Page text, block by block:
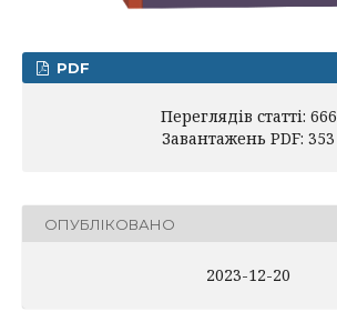
PDF
Переглядів статті: 666
Завантажень PDF: 353
ОПУБЛІКОВАНО
2023-12-20